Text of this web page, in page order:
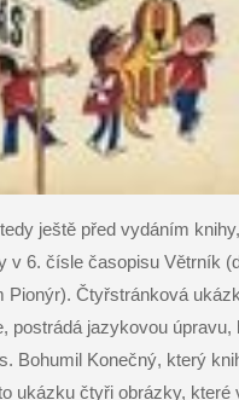
ještě před vydáním
v 6. čísle časopisu Větrník
Pionýr). Čtyřstránková
postrádá jazykovou úpravu,
Bohumil Konečný, který
ukázku čtyři obrázky,